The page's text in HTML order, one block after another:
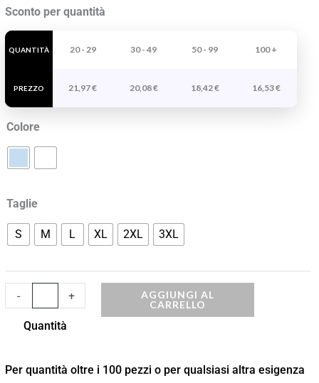
Sconto per quantità
QUANTITÀ
PREZZO
20 - 29 30 - 49 50 - 99 100 +
21,97€ 20,08€ 18,42€ 16,53€
Colore
Taglie
S M L XL 2XL 3XL
-
Camicia
A
Maniche
Oxford
quantità
+
AGGIUNGI AL
CARRELLO
Quantità
Per quantità oltre i 100 pezzi o per qualsiasi altra esigenza